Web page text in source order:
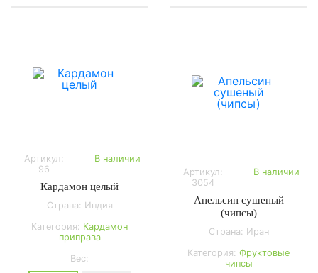
Артикул:
96
В наличии
Кардамон целый
Страна: Индия
Категория: Кардамон
приправа
Вес:
Артикул:
3054
В наличии
Апельсин сушеный
(чипсы)
Страна: Иран
Категория: Фруктовые
чипсы